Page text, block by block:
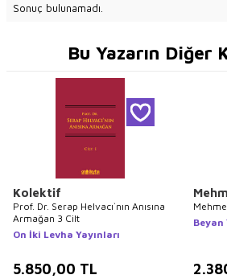
Sonuç bulunamadı.
Bu Yazarın Diğer
Kolektif
Prof. Dr. Serap Helvacı`nın Anısına
Armağan 3 Cilt
On İki Levha Yayınları
5.850,00 TL
Beyan